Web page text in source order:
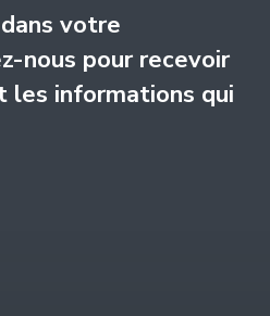
votre
nous pour recevoir
les informations qui